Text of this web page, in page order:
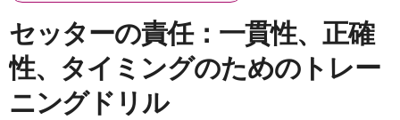
セッターの責任：一貫性、正確
性、タイミングのためのトレー
ニングドリル